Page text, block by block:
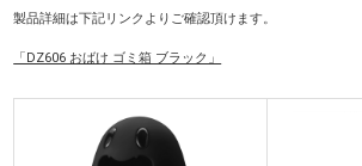
製品詳細は下記リンクよりご確認頂けます。
「DZ606 おばけ ゴミ箱 ブラック」